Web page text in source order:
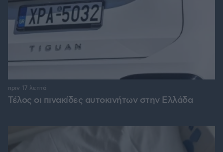
Τέλος οι πινακίδες αυτοκινήτων στην Ελλάδα
πριν 17 λεπτά